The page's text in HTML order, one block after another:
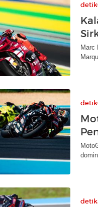
Marc